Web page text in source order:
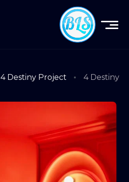
4 Destiny Project
4 Destiny